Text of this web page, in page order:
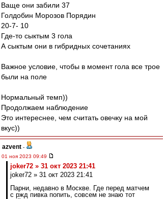
Ваще они забили 37
Голдобин Морозов Порядин
20-7- 10
Где-то сыктым 3 гола
А сыктым они в гибридных сочетаниях
Важное условие, чтобы в момент гола все трое
были на поле
Нормальный темп))
Продолжаем наблюдение
Это интереснее, чем считать овечку на мой
вкус))
azvent -
01 ноя 2023 09:49
joker72 » 31 окт 2023 21:41
joker72 » 31 окт 2023 21:41
Парни, недавно в Москве. Где перед матчем
с ржд пивка попить, совсем не знаю тот